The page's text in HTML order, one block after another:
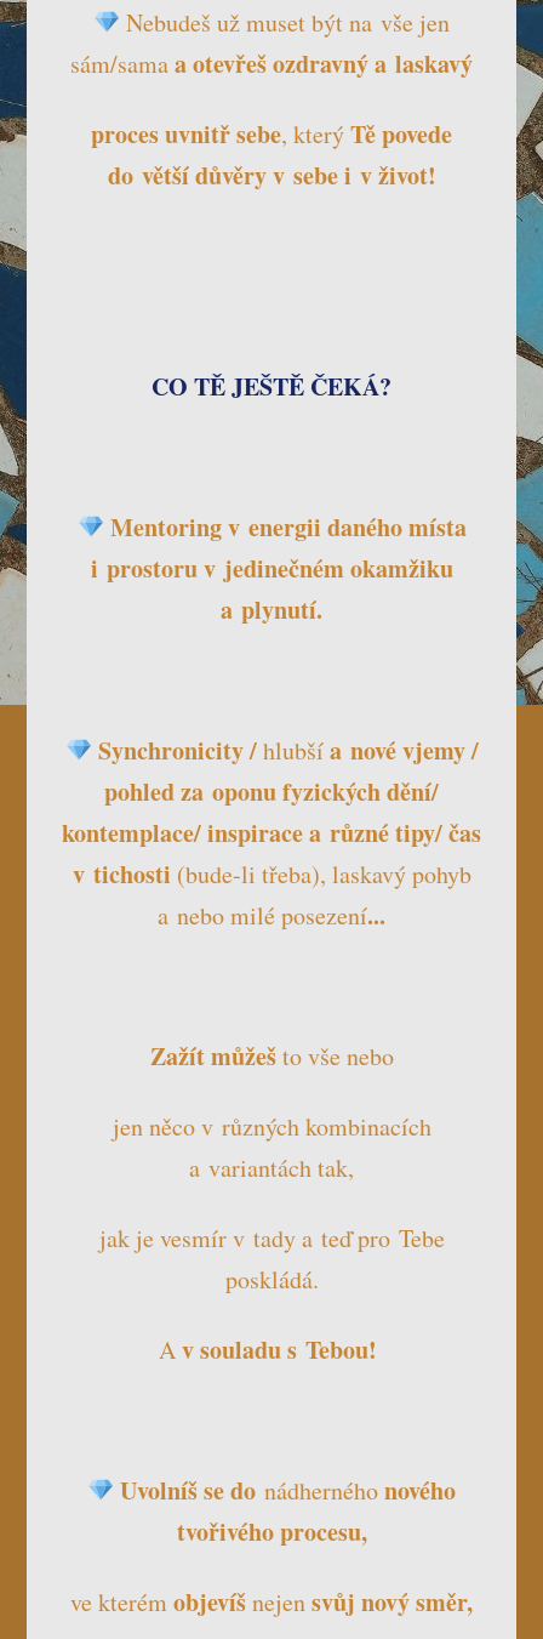
Nebudeš už muset být na vše jen
sám/samaaotevřeš ozdravný a laskavý
procesuvnitř sebe, kterýTěpovede
do větší důvěry v sebe i v život!
CO TĚ JEŠTĚ ČEKÁ?
Mentoring v energii daného místa
i prostoru v jedinečném okamžiku
a plynutí.
Synchronicity /hlubšía nové vjemy /
pohled za oponu fyzických dění/
kontemplace/ inspirace a různé tipy/ čas
v tichosti (bude-li třeba), laskavý pohyb
a nebo milé posezení...
Zažít můžešto vše nebo
jen něco v různých kombinacích
a variantách tak,
jak je vesmír v tady a teď pro Tebe
poskládá.
Av souladu s Tebou!
Uvolníš se donádhernéhonového
tvořivého procesu,
ve kterémobjevíšnejensvůj nový směr,